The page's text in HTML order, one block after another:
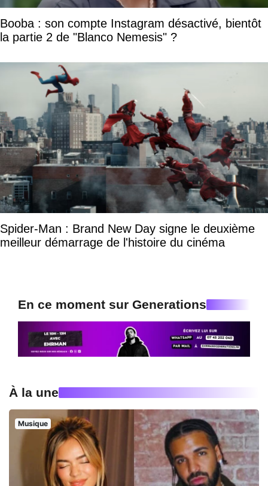
Booba : son compte Instagram désactivé, bientôt
la partie 2 de "Blanco Nemesis" ?
Spider-Man : Brand New Day signe le deuxième
meilleur démarrage de l'histoire du cinéma
En ce moment sur Generations
À la une
Musique